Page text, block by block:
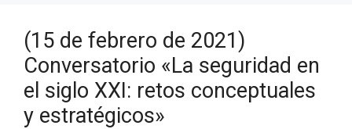
(15 de febrero de 2021)
Conversatorio «La seguridad en
el siglo XXI: retos conceptuales
y estratégicos»